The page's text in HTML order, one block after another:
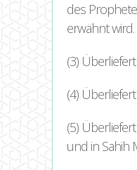
des
erwähnt wird.
(3)
(4)
(5)
und in Sahih